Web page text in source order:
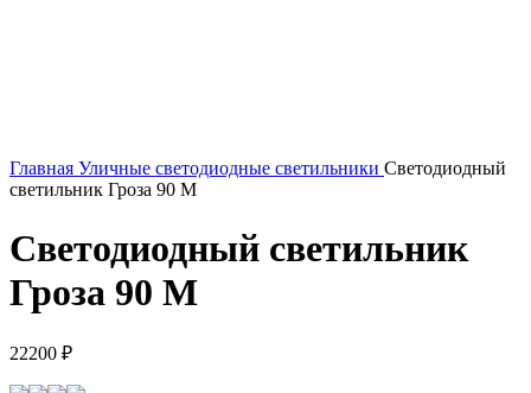
Главная Уличные светодиодные светильники Светодиодный
светильник Гроза 90 M
Светодиодный светильник
Гроза 90 M
22200 ₽